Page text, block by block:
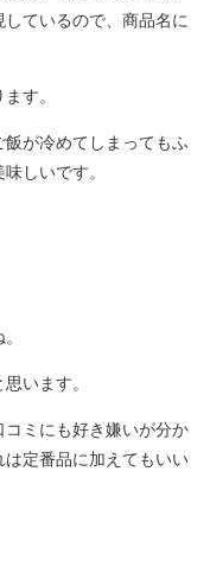
ているので、商品名に
す。
が冷めてしまってもふ
しいです。
います。
コミにも好き嫌いが分か
定番品に加えてもいい